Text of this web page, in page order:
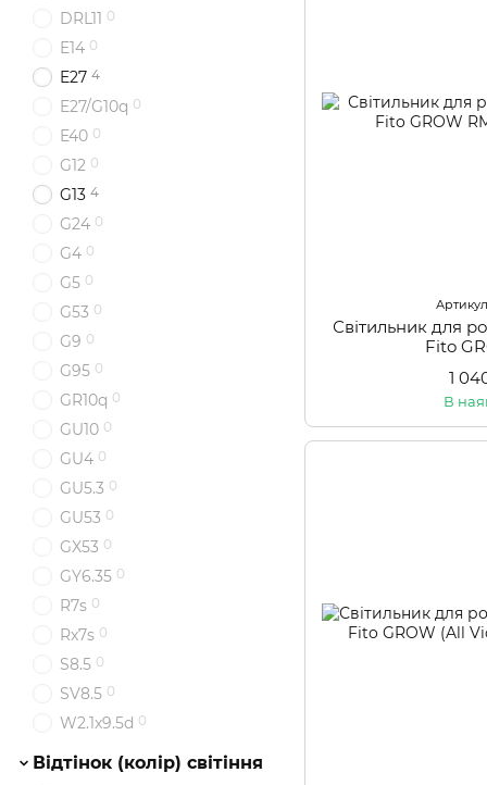
Світильник для
Fito
1
В
DRL11 0
E14 0
E27 4
E27/G10q 0
E40 0
G12 0
G13 4
G24 0
G4 0
G5 0
G53 0
G9 0
G95 0
GR10q 0
GU10 0
GU4 0
GU5.3 0
GU53 0
GX53 0
GY6.35 0
R7s 0
Rx7s 0
S8.5 0
SV8.5 0
W2.1x9.5d 0
Відтінок (колір) світіння